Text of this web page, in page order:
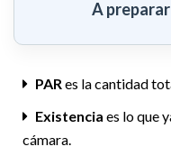
A preparar
PARes la cantidad
Existencia es lo que
cámara.